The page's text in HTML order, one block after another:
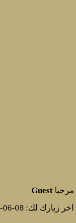
مرحبا Guest
اخر زيارك لك: 08-06-2026, 06:51 PM